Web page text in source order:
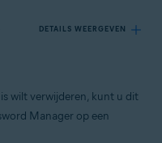
DETAILS WEERGEVEN
wilt verwijderen, kunt u dit
Manager op een